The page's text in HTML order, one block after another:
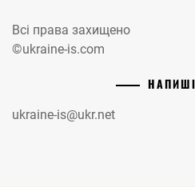
Всі права захищено
©ukraine-is.com
ukraine-is@ukr.net